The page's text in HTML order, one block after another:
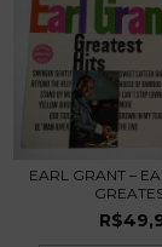
EARL GRANT –